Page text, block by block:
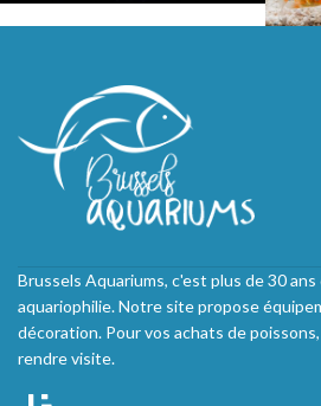
Brussels Aquariums, c'est plus de 30
aquariophilie. Notre site propose
décoration. Pour vos achats de
rendre visite.